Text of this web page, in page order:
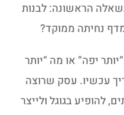
הראשונה: לבנות
נחיתה ממוקד?
יפה” או מה “יותר
עכשיו. עסק שרוצה
להופיע בגוגל ולייצר